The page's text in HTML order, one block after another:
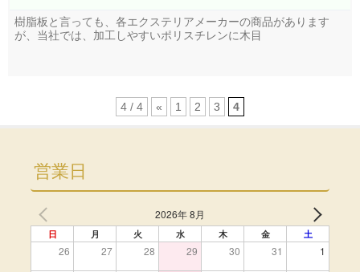
樹脂板と言っても、各エクステリアメーカーの商品があります
が、当社では、加工しやすいポリスチレンに木目
4 / 4 « 1 2 3 4
営業日
2026年 8月
日 月 火 水 木 金 土
26 27 28 29 30 31 1